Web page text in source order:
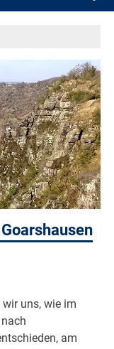
uns, wie im
am